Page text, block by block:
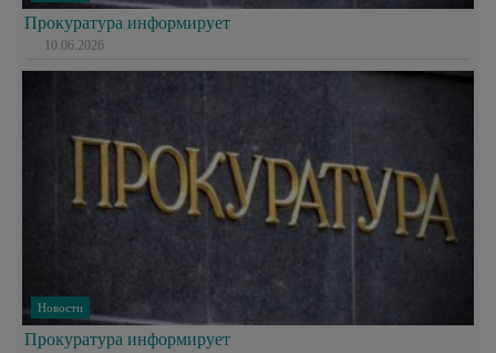
Прокуратура информирует
10.06.2026
Новости
Прокуратура информирует